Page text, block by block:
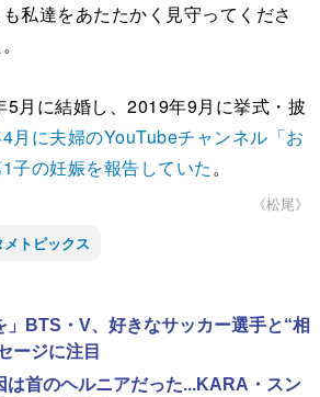
私達をあたたかく見守ってくださ
月に結婚し、2019年9月に挙式・披
月に夫婦のYouTubeチャンネル「お
子の妊娠を報告していた。
《松尾》
メトピックス
」BTS・V、好きなサッカー選手と“相
ージに注目
は首のヘルニアだった...KARA・スン